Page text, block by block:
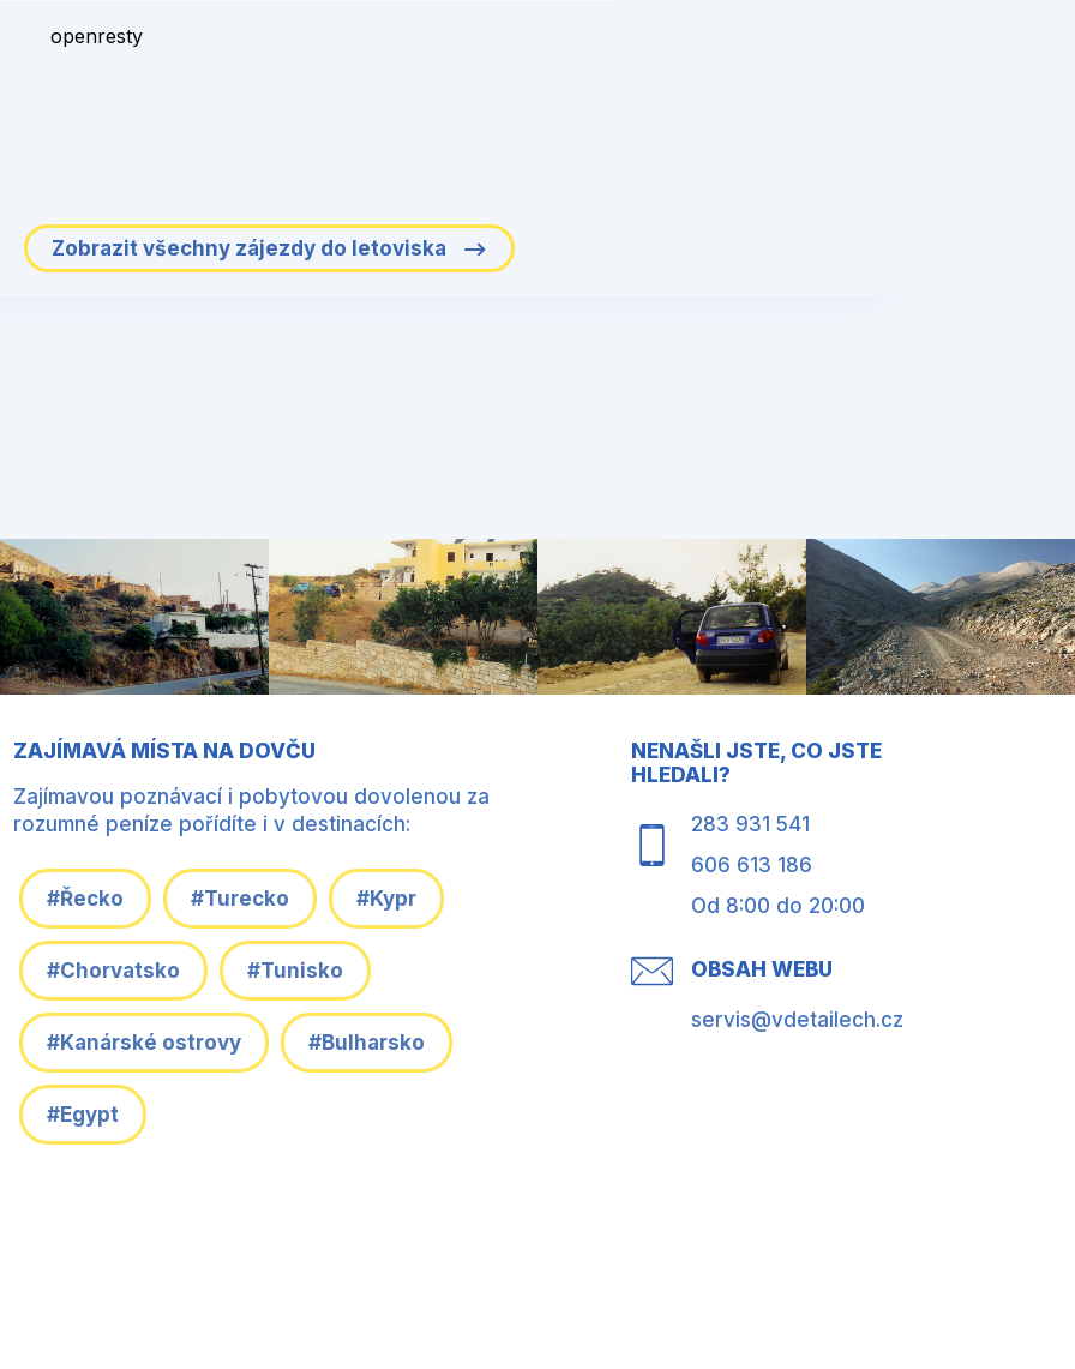
openresty
Zobrazit všechny zájezdy do letoviska
ZAJÍMAVÁ MÍSTA NA DOVČU
Zajímavou poznávací i pobytovou dovolenou za
rozumné peníze pořídíte i v destinacích:
#Řecko #Turecko #Kypr
#Chorvatsko #Tunisko
#Kanárské ostrovy #Bulharsko
#Egypt
NENAŠLI JSTE, CO JSTE
HLEDALI?
283 931 541
606 613 186
Od 8:00 do 20:00
OBSAH WEBU
servis@vdetailech.cz